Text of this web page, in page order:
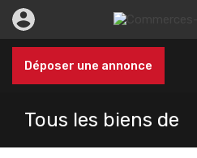
Déposer une annonce
Tous les biens de